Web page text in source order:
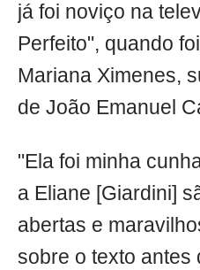
já foi noviço na
Perfeito", quando
Mariana Ximenes,
de João Emanuel
"Ela foi minha
a Eliane [Giardini]
abertas e
sobre o texto antes